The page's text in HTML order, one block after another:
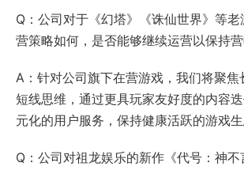
Q：公司对于《幻塔》《诛仙世界》等
营策略如何，是否能够继续运营以保持营
A：针对公司旗下在营游戏，我们将聚焦
短线思维，通过更具玩家友好度的内容
元化的用户服务，保持健康活跃的游戏生
Q：公司对祖龙娱乐的新作《代号：神不